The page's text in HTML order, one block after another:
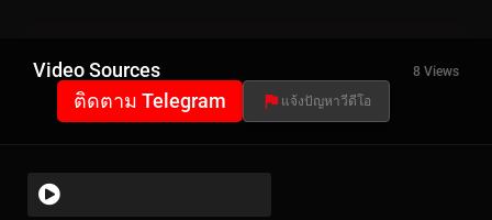
Video Sources 8 Views
ติดตาม Telegram แจ้งปัญหาวีดีโอ